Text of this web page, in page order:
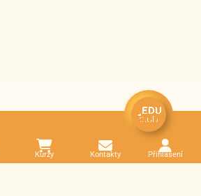
Kurzy Kontakty Přihlášení